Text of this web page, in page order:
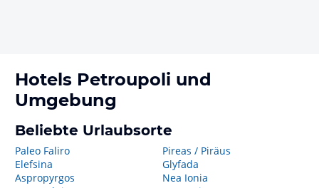
Hotels Petroupoli und
Umgebung
Beliebte Urlaubsorte
Paleo Faliro
Elefsina
Aspropyrgos
Pireas / Piräus
Glyfada
Nea Ionia